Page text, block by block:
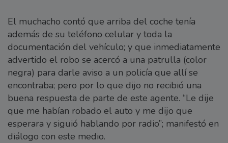
El muchacho contó que arriba del coche tenía
además de su teléfono celular y toda la
documentación del vehículo; y que inmediatamente
advertido el robo se acercó a una patrulla (color
negra) para darle aviso a un policía que allí se
encontraba; pero por lo que dijo no recibió una
buena respuesta de parte de este agente. “Le dije
que me habían robado el auto y me dijo que
esperara y siguió hablando por radio”; manifestó en
diálogo con este medio.